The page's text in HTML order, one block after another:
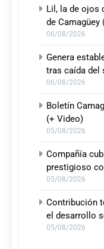
Lil, la de ojos
de Camagüey
06/08/2026
Genera
tras caída del
06/08/2026
Boletín
(+ Video)
05/08/2026
Compañía
prestigioso
05/08/2026
Contribución
el desarrollo
05/08/2026